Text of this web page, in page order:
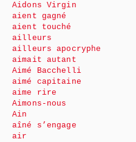
Aidons Virgin
aient gagné
aient touché
ailleurs
ailleurs apocryphe
aimait autant
Aimé Bacchelli
aimé capitaine
aime rire
Aimons-nous
Ain
aîné s’engage
air